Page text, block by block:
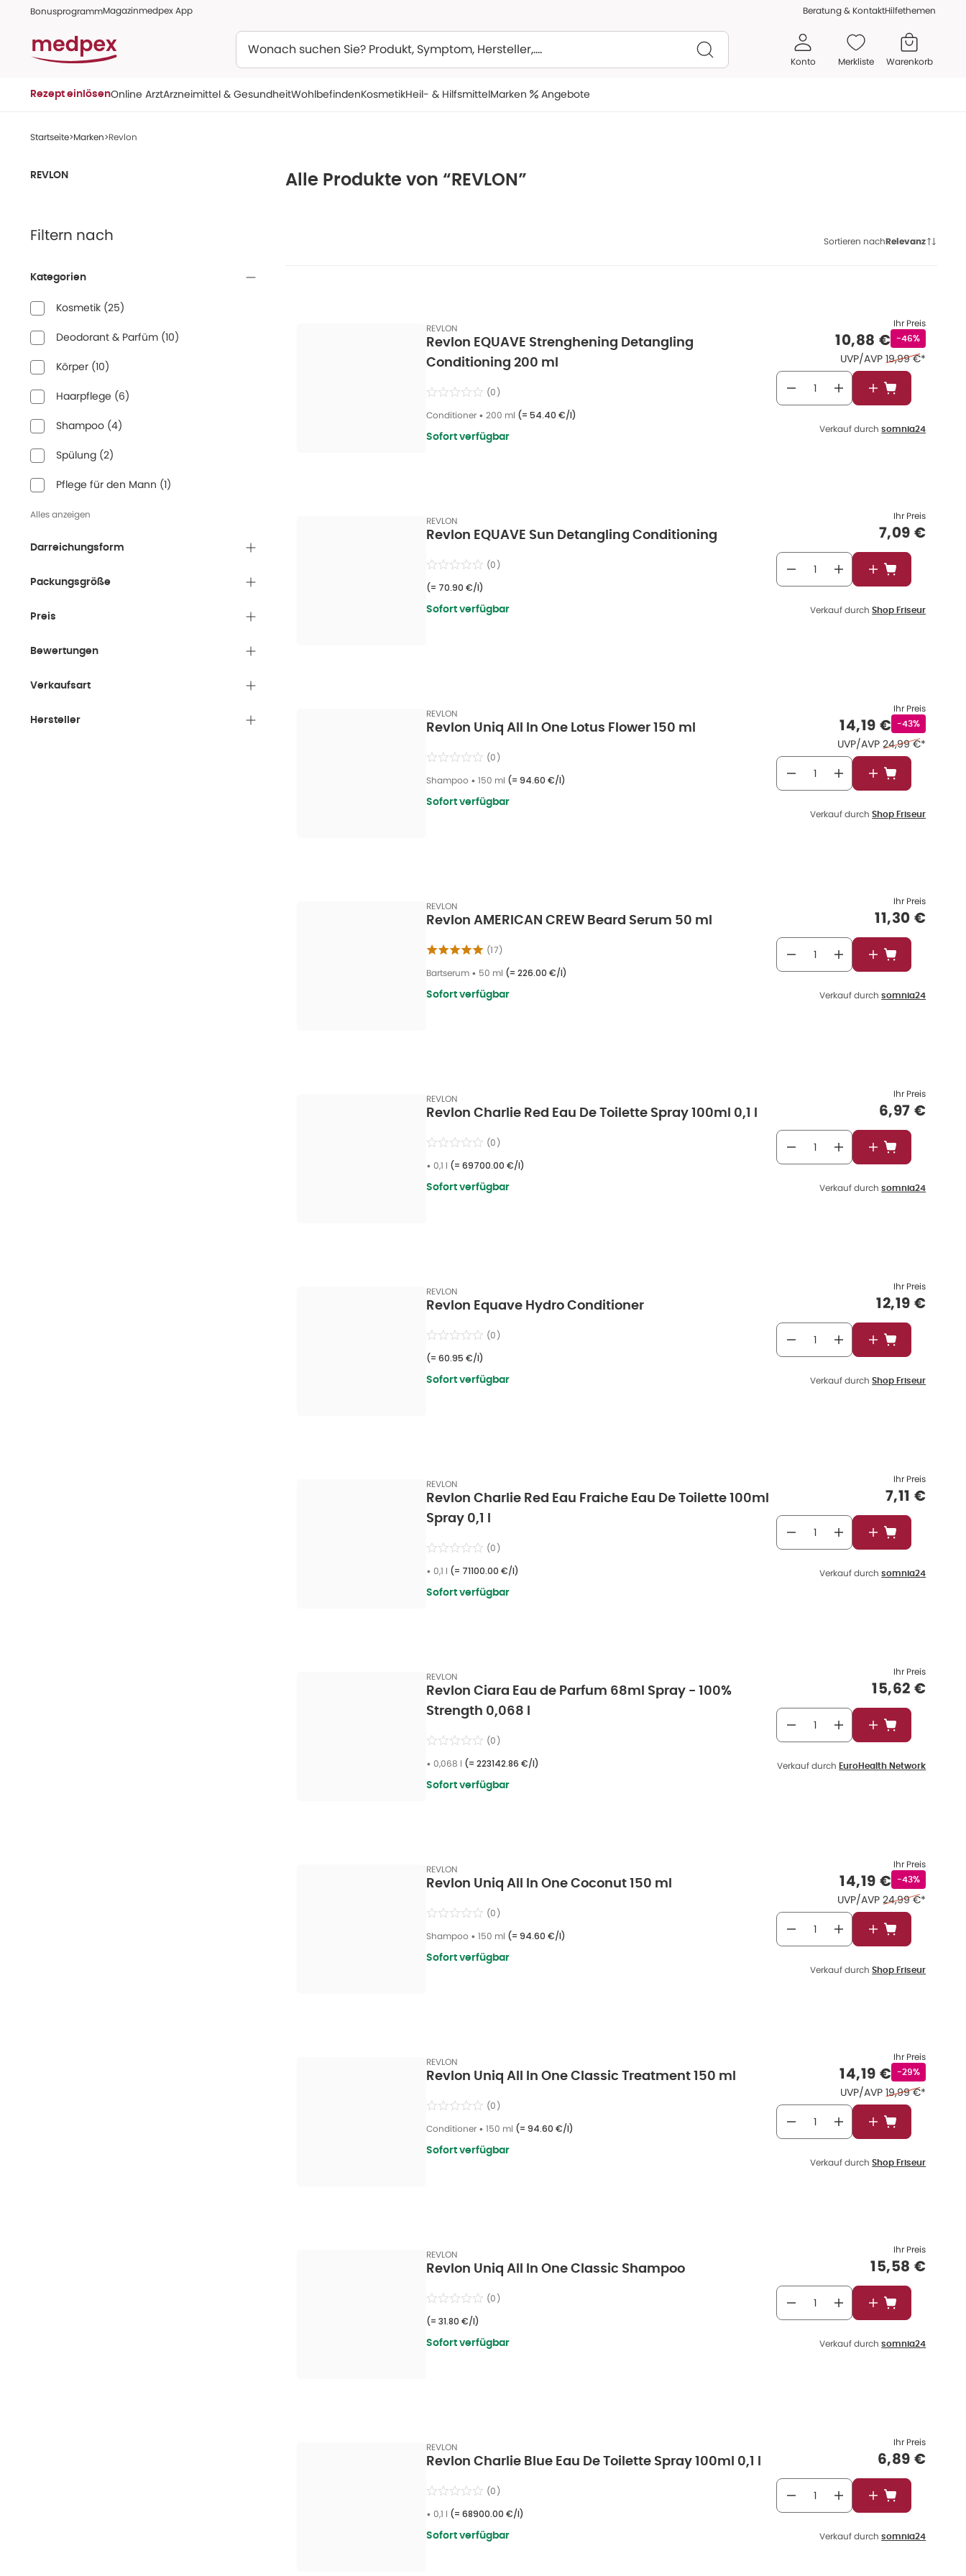
BonusprogrammMagazinmedpex App Beratung & KontaktHilfethemen
Konto Merkliste Warenkorb
Rezept einlösenOnline ArztArzneimittel & GesundheitWohlbefindenKosmetikHeil- & HilfsmittelMarken Angebote
Startseite Marken Revlon
Alle Produkte von “REVLON”
REVLON
Filtern nach
Kategorien
Kosmetik (25)
Deodorant & Parfüm (10)
Körper (10)
Haarpflege (6)
Shampoo (4)
Spülung (2)
Pflege für den Mann (1)
Alles anzeigen
Darreichungsform
Packungsgröße
Preis
Bewertungen
Verkaufsart
Hersteller
Sortieren nachRelevanz
REVLON
Revlon EQUAVE Strenghening Detangling
Conditioning 200 ml
(0)
Conditioner • 200 ml (= 54.40 €/l)
Sofort verfügbar
Ihr Preis
Verkaufspreis
10,88 €Rabattstempel
-46%
UVP/AVP Ehemaliger
19,99 €*
In den
Verkauf durch somnia24
REVLON
Revlon EQUAVE Sun Detangling Conditioning
(0)
(= 70.90 €/l)
Sofort verfügbar
Ihr Preis
7,09 €
In den
Verkauf durch Shop Friseur
REVLON
Revlon Uniq All In One Lotus Flower 150 ml
(0)
Shampoo • 150 ml (= 94.60 €/l)
Sofort verfügbar
Ihr Preis
Verkaufspreis
14,19 €Rabattstempel
-43%
UVP/AVP Ehemaliger Preis
24,99 €*
In den
Verkauf durch Shop Friseur
REVLON
Revlon AMERICAN CREW Beard Serum 50 ml
(17)
Bartserum • 50 ml (= 226.00 €/l)
Sofort verfügbar
Ihr Preis
11,30 €
In den
Verkauf durch somnia24
REVLON
Revlon Charlie Red Eau De Toilette Spray 100ml 0,1 l
(0)
• 0,1 l (= 69700.00 €/l)
Sofort verfügbar
Ihr Preis
6,97 €
In den
Verkauf durch somnia24
REVLON
Revlon Equave Hydro Conditioner
(0)
(= 60.95 €/l)
Sofort verfügbar
Ihr Preis
12,19 €
In den
Verkauf durch Shop Friseur
REVLON
Revlon Charlie Red Eau Fraiche Eau De Toilette 100ml
Spray 0,1 l
(0)
• 0,1 l (= 71100.00 €/l)
Sofort verfügbar
Ihr Preis
7,11 €
In den
Verkauf durch somnia24
REVLON
Revlon Ciara Eau de Parfum 68ml Spray - 100%
Strength 0,068 l
(0)
• 0,068 l (= 223142.86 €/l)
Sofort verfügbar
Ihr Preis
15,62 €
In den
Verkauf durch EuroHealth Network
REVLON
Revlon Uniq All In One Coconut 150 ml
(0)
Shampoo • 150 ml (= 94.60 €/l)
Sofort verfügbar
Ihr Preis
Verkaufspreis
14,19 €Rabattstempel
-43%
UVP/AVP Ehemaliger Preis
24,99 €*
In den
Verkauf durch Shop Friseur
REVLON
Revlon Uniq All In One Classic Treatment 150 ml
(0)
Conditioner • 150 ml (= 94.60 €/l)
Sofort verfügbar
Ihr Preis
Verkaufspreis
14,19 €Rabattstempel
-29%
UVP/AVP Ehemaliger
19,99 €*
In den
Verkauf durch Shop Friseur
REVLON
Revlon Uniq All In One Classic Shampoo
(0)
(= 31.80 €/l)
Sofort verfügbar
Ihr Preis
15,58 €
In den
Verkauf durch somnia24
REVLON
Revlon Charlie Blue Eau De Toilette Spray 100ml 0,1 l
(0)
• 0,1 l (= 68900.00 €/l)
Sofort verfügbar
Ihr Preis
6,89 €
In den
Verkauf durch somnia24